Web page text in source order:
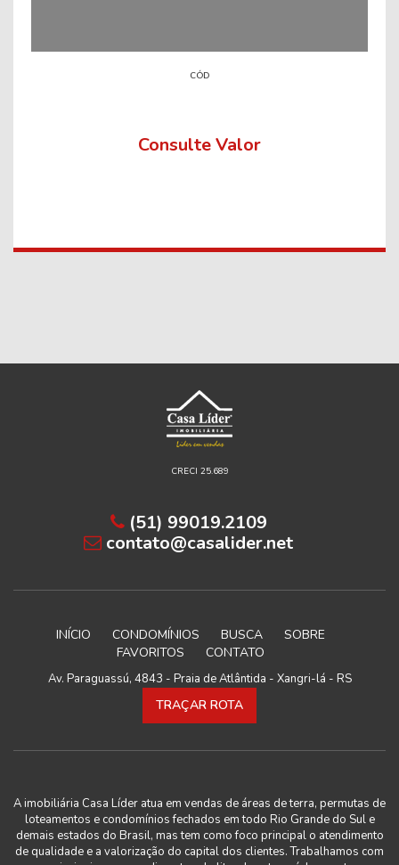
CÓD
Consulte Valor
CRECI 25.689
(51) 99019.2109
contato@casalider.net
INÍCIO CONDOMÍNIOS BUSCA
SOBRE
FAVORITOS
CONTATO
Av. Paraguassú, 4843 - Praia de Atlântida - Xangri-lá - RS
TRAÇAR ROTA
A imobiliária Casa Líder atua em vendas de áreas de terra, permutas de
loteamentos e condomínios fechados em todo Rio Grande do Sul e
demais estados do Brasil, mas tem como foco principal o atendimento
de qualidade e a valorização do capital dos clientes. Trabalhamos com